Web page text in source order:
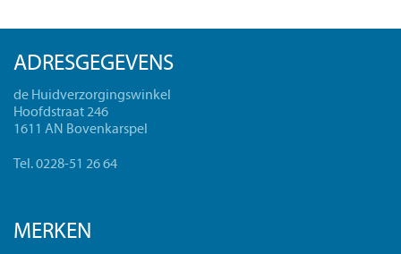
ADRESGEGEVENS
de Huidverzorgingswinkel
Hoofdstraat 246
1611 AN Bovenkarspel
Tel. 0228-51 26 64
MERKEN